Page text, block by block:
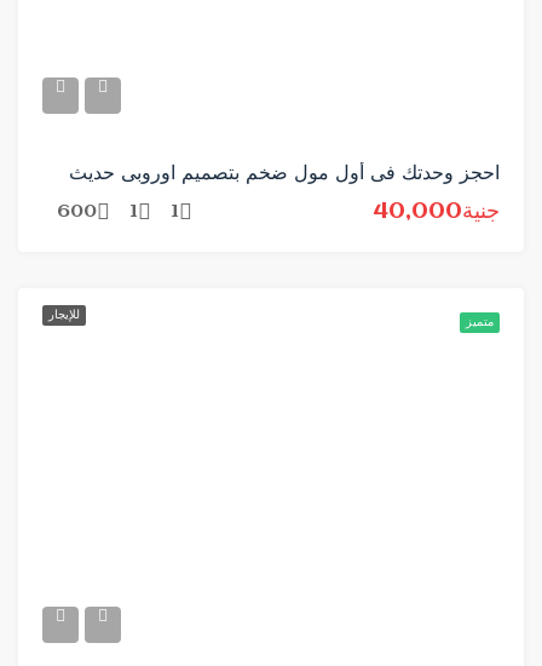
احجز وحدتك فى أول مول ضخم بتصميم اوروبى حديث
جنية40,000 1
1
600
متميز
للإيجار